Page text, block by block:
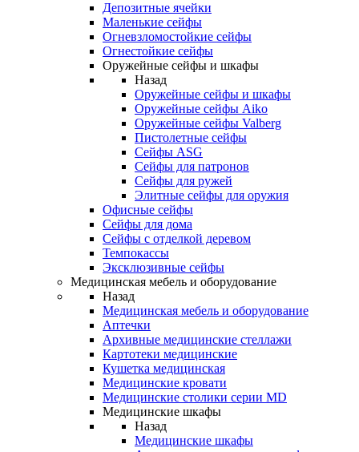
Депозитные ячейки
Маленькие сейфы
Огневзломостойкие сейфы
Огнестойкие сейфы
Оружейные сейфы и шкафы
Назад
Оружейные сейфы и шкафы
Оружейные сейфы Aiko
Оружейные сейфы Valberg
Пистолетные сейфы
Сейфы ASG
Сейфы для патронов
Сейфы для ружей
Элитные сейфы для оружия
Офисные сейфы
Сейфы для дома
Сейфы с отделкой деревом
Темпокассы
Эксклюзивные сейфы
Медицинская мебель и оборудование
Назад
Медицинская мебель и оборудование
Аптечки
Архивные медицинские стеллажи
Картотеки медицинские
Кушетка медицинская
Медицинские кровати
Медицинские столики серии MD
Медицинские шкафы
Назад
Медицинские шкафы